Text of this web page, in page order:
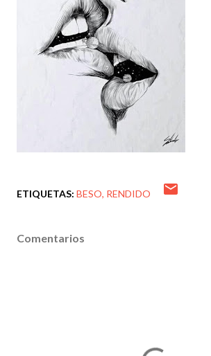
ETIQUETAS: BESO RENDIDO
Comentarios